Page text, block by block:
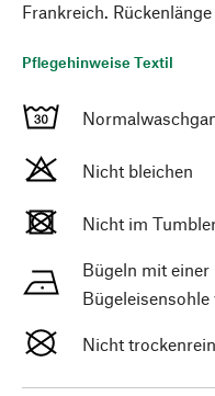
Frankreich.
Pflegehinweise Textil
Nicht bleichen
Nicht im
Bügeln mit
Bügeleisensohle
Nicht